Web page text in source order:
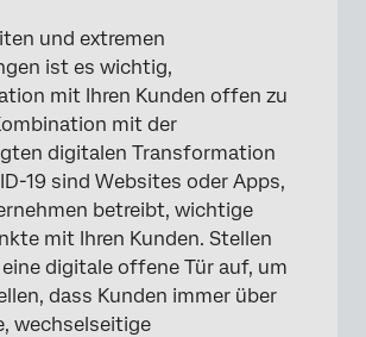
Workflows
und Finalisierung der digitalen
und Aktivieren von Intercepts
der digitalen Kontaktpunkte
und extremen
ist es wichtig,
mit Ihren Kunden offen zu
mit der
digitalen Transformation
19 sind Websites oder Apps,
betreibt, wichtige
mit Ihren Kunden. Stellen
digitale offene Tür auf, um
dass Kunden immer über
wechselseitige